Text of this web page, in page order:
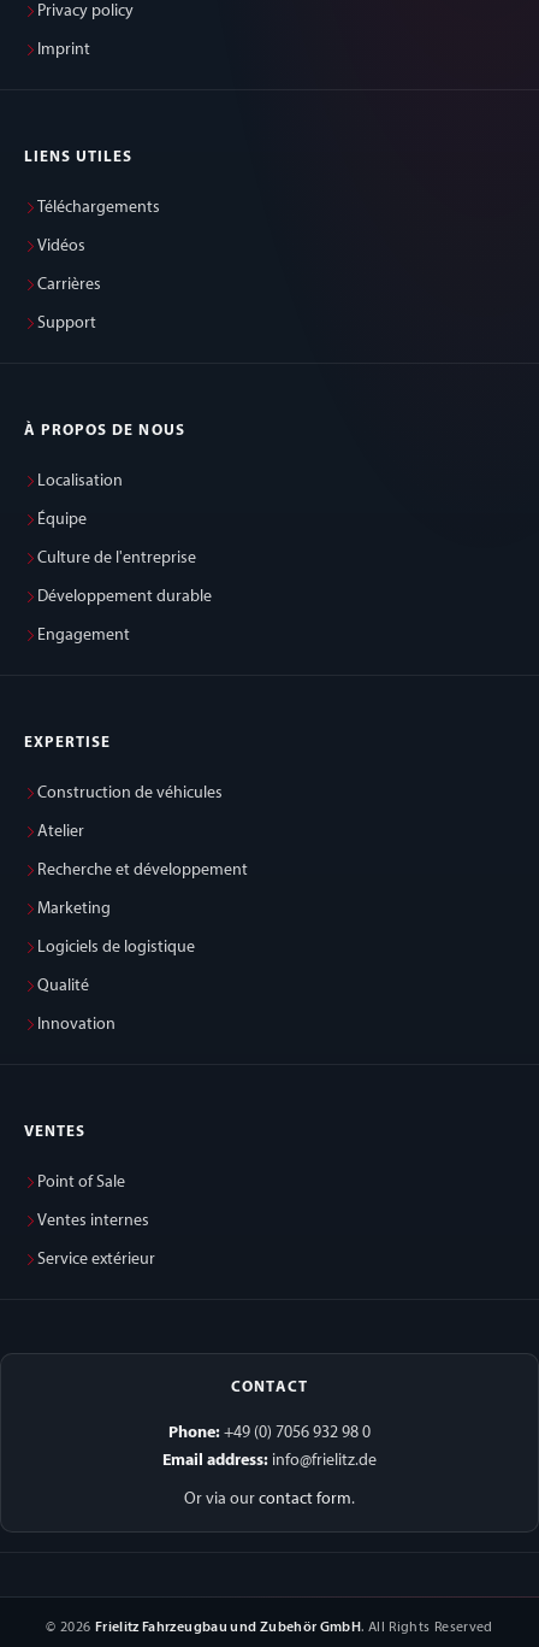
Privacy policy
Imprint
LIENS UTILES
Téléchargements
Vidéos
Carrières
Support
À PROPOS DE NOUS
Localisation
Équipe
Culture de l'entreprise
Développement durable
Engagement
EXPERTISE
Construction de véhicules
Atelier
Recherche et développement
Marketing
Logiciels de logistique
Qualité
Innovation
VENTES
Point of Sale
Ventes internes
Service extérieur
CONTACT
Phone: +49 (0) 7056 932 98 0
Email address: info@frielitz.de
Or via our contact form.
© 2026 Frielitz Fahrzeugbau und Zubehör GmbH. All Rights Reserved